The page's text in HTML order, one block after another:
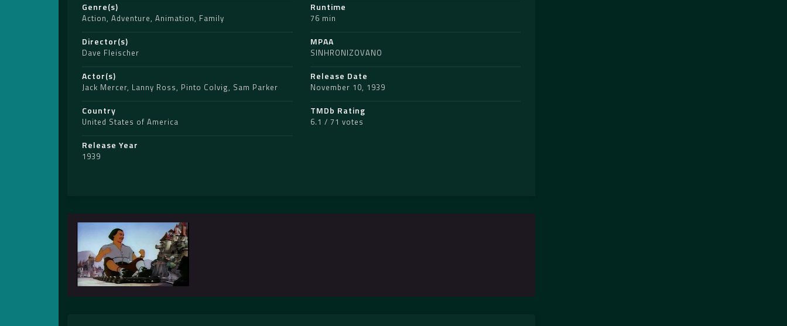
Genre(s)
Action, Adventure, Animation, Family
Director(s)
Dave Fleischer
Actor(s)
Jack Mercer, Lanny Ross, Pinto Colvig, Sam Parker
Country
United States of America
Release Year
1939
Runtime
76 min
MPAA
SINHRONIZOVANO
Release Date
November 10, 1939
TMDb Rating
6.1 / 71 votes